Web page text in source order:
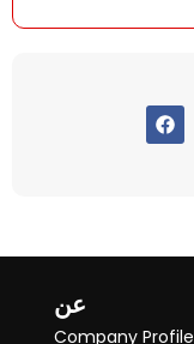
عن
Company Profile